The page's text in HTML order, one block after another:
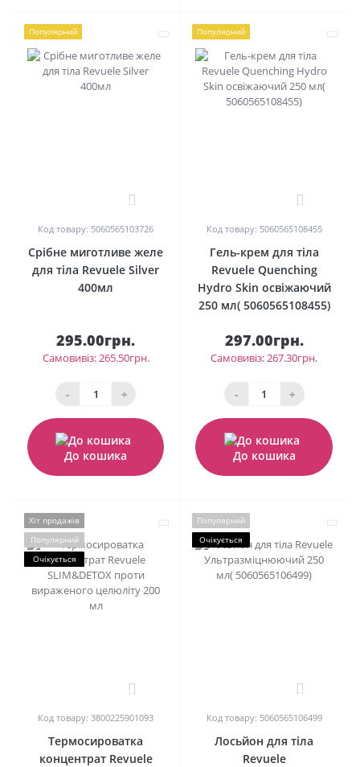
Популярний
0
Код товару: 5060565103726
Срібне миготливе желе
для тіла Revuele Silver
400мл
295.00грн.
Самовивіз: 265.50грн.
- +
До кошика
Популярний
0
Код товару: 5060565108455
Гель-крем для тіла
Revuele Quenching
Hydro Skin освіжаючий
250 мл( 5060565108455)
297.00грн.
Самовивіз: 267.30грн.
- +
До кошика
Хіт продажів
Популярний
Очікується
0
Код товару: 3800225901093
Термосироватка
концентрат Revuele
Популярний
Очікується
0
Код товару: 5060565106499
Лосьйон для тіла
Revuele